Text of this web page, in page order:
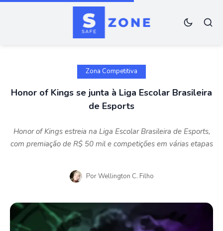
Zona Competitiva
Honor of Kings se junta à Liga Escolar Brasileira
de Esports
Honor of Kings estreia na Liga Escolar Brasileira de Esports,
com premiação de R$ 50 mil e competições em várias etapas
PorWellington C. Filho